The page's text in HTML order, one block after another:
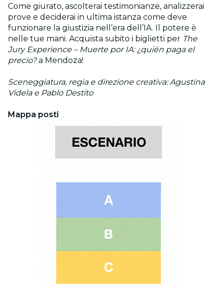
Come giurato, ascolterai testimonianze, analizzerai
prove e deciderai in ultima istanza come deve
funzionare la giustizia nell’era dell’IA. Il potere è
nelle tue mani. Acquista subito i biglietti per The
Jury Experience – Muerte por IA: ¿quién paga el
precio?a Mendoza!
Sceneggiatura, regia e direzione creativa: Agustina
Videla e Pablo Destito
Mappa posti